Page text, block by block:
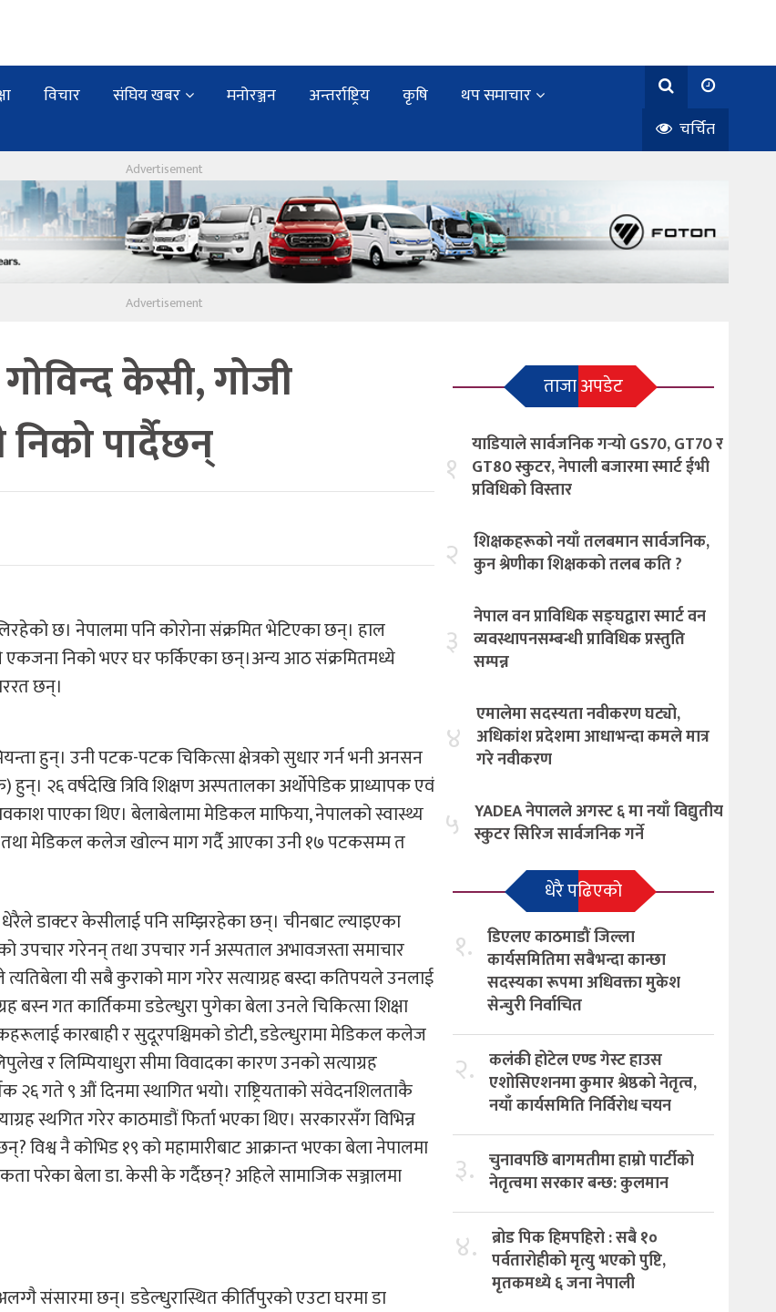
विचार संघिय खबर मनोरञ्जन अन्तर्राष्ट्रिय कृषि
थप समाचार
चर्चित
केसी, गोजी
पार्दैछन्‌
छ। नेपालमा पनि कोरोना संक्रमित भेटिएका छन्। हाल
निको भएर घर फर्किएका छन्।अन्य आठ संक्रमितमध्ये
छन्।
हुन्। उनी पटक-पटक चिकित्सा क्षेत्रको सुधार गर्न भनी अनसन
२६ वर्षदेखि त्रिवि शिक्षण अस्पतालका अर्थोपेडिक प्राध्यापक एवं
पाएका थिए। बेलाबेलामा मेडिकल माफिया, नेपालको स्वास्थ्य
तथा मेडिकल कलेज खोल्न माग गर्दै आएका उनी १७ पटकसम्म त
डाक्टर केसीलाई पनि सम्झिरहेका छन्। चीनबाट ल्याइएका
उपचार गरेनन् तथा उपचार गर्न अस्पताल अभावजस्ता समाचार
यी सबै कुराको माग गरेर सत्याग्रह बस्दा कतिपयले उनलाई
बस्न गत कार्तिकमा डडेल्धुरा पुगेका बेला उनले चिकित्सा शिक्षा
कारबाही र सुदूरपश्चिमको डोटी, डडेल्धुरामा मेडिकल कलेज
र लिम्पियाधुरा सीमा विवादका कारण उनको सत्याग्रह
२६ गते ९ औं दिनमा स्थागित भयो। राष्ट्रियताको संवेदनशिलताकै
स्थगित गरेर काठमाडौं फिर्ता भएका थिए। सरकारसँग विभिन्न
नै कोभिड १९ को महामारीबाट आक्रान्त भएका बेला नेपालमा
परेका बेला डा. केसी के गर्दैछन्? अहिले सामाजिक सञ्जालमा
संसारमा छन्। डडेल्धुरास्थित कीर्तिपुरको एउटा घरमा डा
ताजा अपडेट
१
याडियाले सार्वजनिक गर्‍यो GS70, GT70 र
GT80 स्कुटर, नेपाली बजारमा स्मार्ट ईभी
प्रविधिको विस्तार
२ शिक्षकहरूको नयाँ तलबमान सार्वजनिक,
कुन श्रेणीका शिक्षकको तलब कति ?
३
नेपाल वन प्राविधिक सङ्घद्वारा स्मार्ट वन
व्यवस्थापनसम्बन्धी प्राविधिक प्रस्तुति
सम्पन्न
४
एमालेमा सदस्यता नवीकरण घट्यो,
अधिकांश प्रदेशमा आधाभन्दा कमले मात्र
गरे नवीकरण
५ YADEA नेपालले अगस्ट ६ मा नयाँ विद्युतीय
स्कुटर सिरिज सार्वजनिक गर्ने
धेरै पढिएको
१. डिएलए काठमाडौं जिल्ला
कार्यसमितिमा सबैभन्दा कान्छा
सदस्यका रूपमा अधिवक्ता मुकेश
सेन्चुरी निर्वाचित
२. कलंकी होटेल एण्ड गेस्ट हाउस
एशोसिएशनमा कुमार श्रेष्ठको नेतृत्व,
नयाँ कार्यसमिति निर्विरोध चयन
३. चुनावपछि बागमतीमा हाम्राे पार्टीको
नेतृत्वमा सरकार बन्छ: कुलमान
४. ब्रोड पिक हिमपहिरो : सबै १०
पर्वतारोहीको मृत्यु भएको पुष्टि,
मृतकमध्ये ६ जना नेपाली